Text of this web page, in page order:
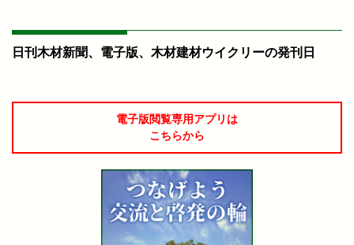
日刊木材新聞、電子版、木材建材ウイクリーの発刊日
電子版閲覧専用アプリは
こちらから